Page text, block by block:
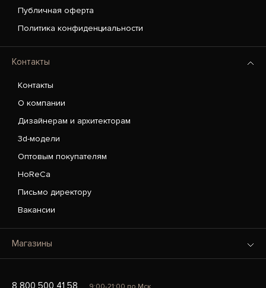
Публичная оферта
Политика конфиденциальности
Контакты
Контакты
О компании
Дизайнерам и архитекторам
3d-модели
Оптовым покупателям
HoReCa
Письмо директору
Вакансии
Магазины
8 800 500 41 58